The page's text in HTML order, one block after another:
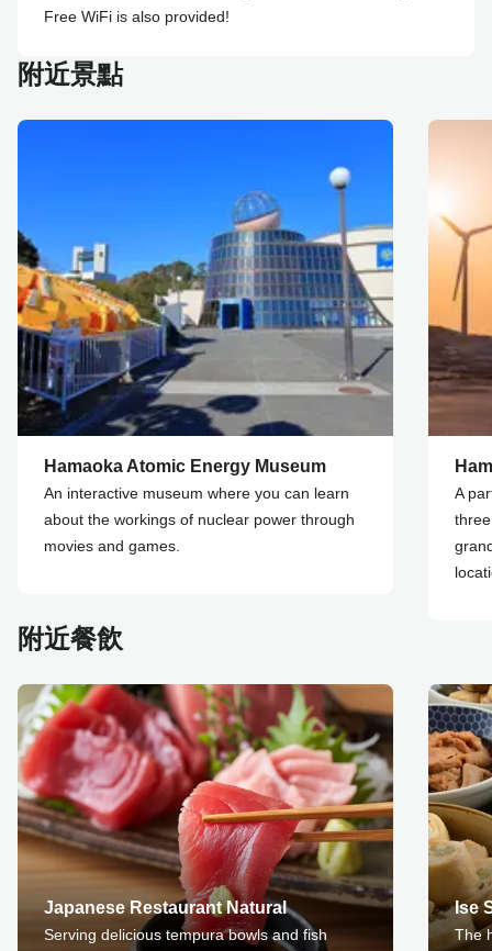
Free WiFi is also provided!
附近景點
Hamaoka Atomic Energy Museum
An interactive museum where you can learn
about the workings of nuclear power through
movies and games.
A
附近餐飲
Japanese Restaurant Natural
Serving delicious tempura bowls and fish
Ise
The